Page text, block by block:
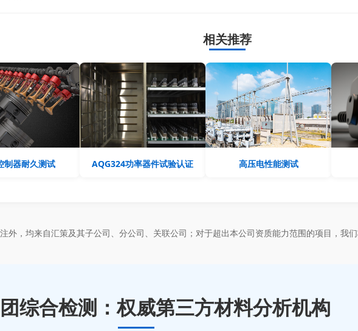
相关推荐
制器耐久测试 AQG324功率器件试验认证 高压电性能测试
，均来自汇策及其子公司、分公司、关联公司；对于超出本公司资质能力范围的项目，我
综合检测：权威第三方材料分析机构